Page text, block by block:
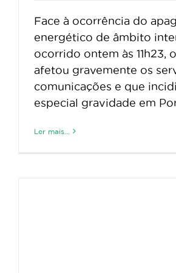
Face à ocorrência do
energético de âmbito
ocorrido ontem às 11h23,
afetou gravemente os
comunicações e que
especial gravidade em
Ler mais...